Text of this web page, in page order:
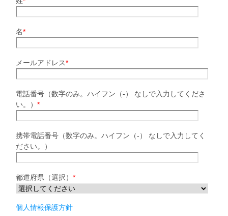
名*
メールアドレス*
電話番号（数字のみ。ハイフン（-） なしで入力してくださ
い。） *
携帯電話番号（数字のみ。ハイフン（-） なしで入力してく
ださい。）
都道府県（選択） *
個人情報保護方針